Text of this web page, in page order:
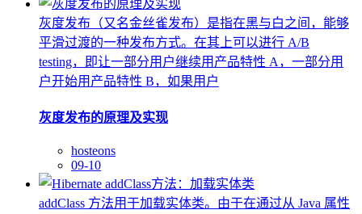
灰度发布（又名金丝雀发布）是指在黑与白之间，能够
平滑过渡的一种发布方式。在其上可以进行 A/B
testing，即让一部分用户继续用产品特性 A，一部分用
户开始用产品特性 B，如果用户
灰度发布的原理及实现
hosteons
09-10
addClass 方法用于加载实体类。由于在通过从 Java 属性